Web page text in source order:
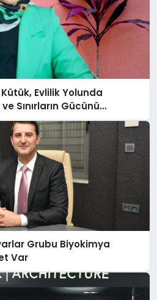
Evlilik Yolunda
Sınırların Gücünü
Grubu Biyokimya
Var